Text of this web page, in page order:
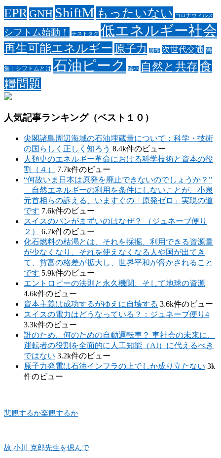
EPR GNH ShiftM もったいない コロナウィルス
シフトム始動！ テストタグ 低エネルギー社会
再生可能エネルギー 原子力 崩壊 次世代交通 特
集：シフトムとは 石油ピーク 縮小 自然と共存食
糧問題
人気記事ランキング（ベスト１０）
尖閣諸島周辺海域の石油埋蔵量について：科学・技術
の国らしく正しく知ろう 8.4k件のビュー
人類史のエネルギー革命における科学技術と資本の役
割（４）
7.7k件のビュー
“何故いま日本は原発を廃止できないのでしょうか？”
自然エネルギーの利用を条件にしないことが、小泉
元首相らの訴える、いますぐの「原発ゼロ」実現の道
です 7.6k件のビュー
スイスのパンがまずいのはなぜ？ （ジュネーブ便り
２）
6.7k件のビュー
化石燃料の枯渇とは、それを採掘、利用できる資源量
が少なくなり、それを使えなくなる人や国が出てき
て、貧富の格差が拡大し、世界平和が脅かされること
です 5.9k件のビュー
エントロピーの法則と永久機関、そして地球の資源
4.6k件のビュー
資本主義は成功するがゆえに自壊する 3.6k件のビュー
スイスの電力はどうなっている？：ジュネーブ便り4
3.3k件のビュー
誰のため、何のための自動運転車？ 車社会の未来に、
運転者の役割を全面的に人工知能（AI）に代えるべき
ではない 3.2k件のビュー
原子力発電は石油インフラの上でしか成り立たない 3k
件のビュー
悲観するか楽観するか
故 小川 克郎先生を偲んで